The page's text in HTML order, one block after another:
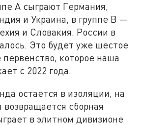
А сыграют Германия,
и Украина, в группе В —
и Словакия. России в
Это будет уже шестое
которое наша
с 2022 года.
остается в изоляции, на
сборная
в элитном дивизионе